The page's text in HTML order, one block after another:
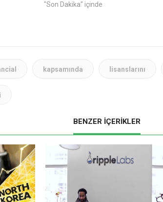
"Son Dakika" içinde
kapsamında lisanslarını
BENZER İÇERİKLER